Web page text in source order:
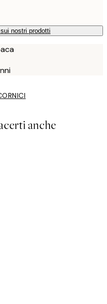
nostri prodotti
anche